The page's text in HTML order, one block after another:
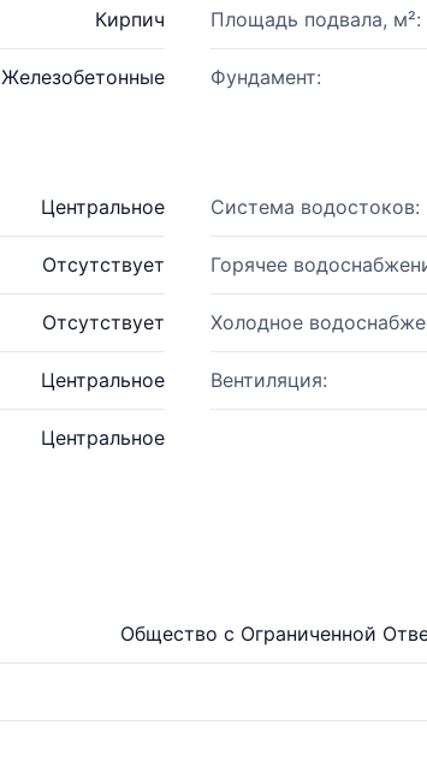
Кирпич Площадь подвала, м²:
Железобетонные Фундамент:
Центральное Система водостоков:
Отсутствует Горячее
Отсутствует Холодное
Центральное Вентиляция:
Центральное
Общество с Ограниченной